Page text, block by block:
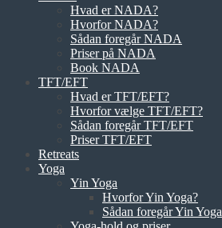
Hvad er NADA?
Hvorfor NADA?
Sådan foregår NADA
Priser på NADA
Book NADA
TFT/EFT
Hvad er TFT/EFT?
Hvorfor vælge TFT/EFT?
Sådan foregår TFT/EFT
Priser TFT/EFT
Retreats
Yoga
Yin Yoga
Hvorfor Yin Yoga?
Sådan foregår Yin Yoga